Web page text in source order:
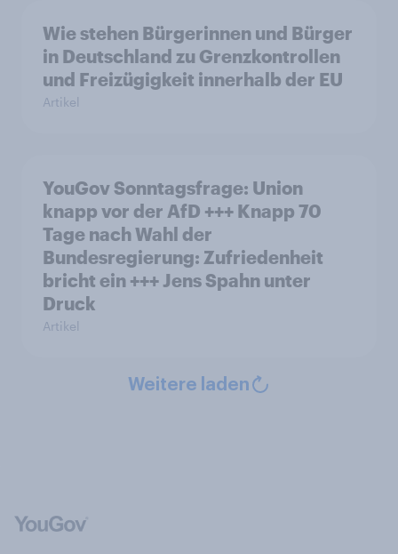
Wie stehen Bürgerinnen und Bürger
in Deutschland zu Grenzkontrollen
und Freizügigkeit innerhalb der EU
Artikel
YouGov Sonntagsfrage: Union
knapp vor der AfD +++ Knapp 70
Tage nach Wahl der
Bundesregierung: Zufriedenheit
bricht ein +++ Jens Spahn unter
Druck
Artikel
Weitere laden